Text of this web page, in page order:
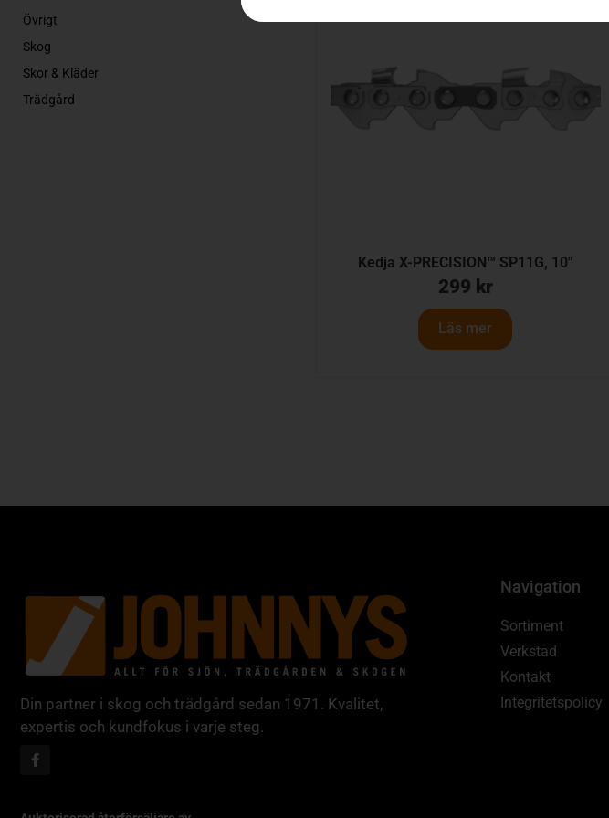
Övrigt
Skog
Skor & Kläder
Trädgård
Kedja X-PRECISION™ SP11G, 10″
299 kr
Läs mer
Din partner i skog och trädgård sedan 1971. Kvalitet,
expertis och kundfokus i varje steg.
Navigation
Sortiment
Verkstad
Kontakt
Integritetspolicy